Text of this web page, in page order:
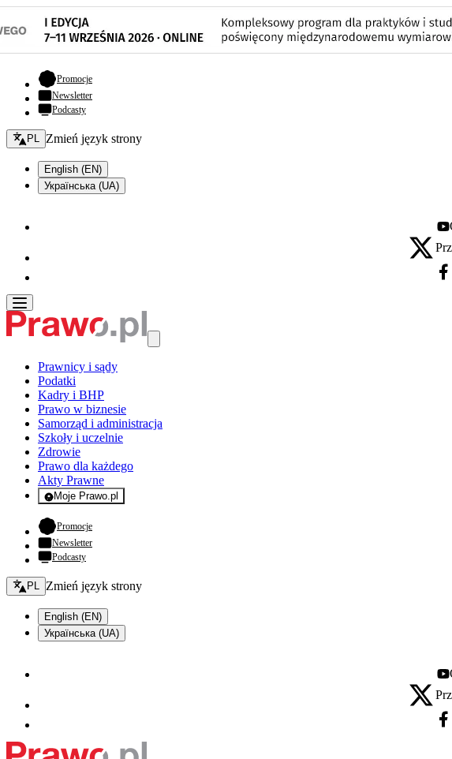
Promocje- otwiera się w nowej karcie
Newsletter
Podcasty
Zmień język - bieżący:
PL Zmień język strony
English (EN)
Українська (UA)
X -
Prawnicy i sądy
Podatki
Kadry i BHP
Prawo w biznesie
Samorząd i administracja
Szkoły i uczelnie
Zdrowie
Prawo dla każdego
Akty Prawne
Moje Prawo.pl
- rejestracja i logowanie do serwisu
Promocje- otwiera się w nowej karcie
Newsletter
Podcasty
Zmień język - bieżący:
PL Zmień język strony
English (EN)
Українська (UA)
X -